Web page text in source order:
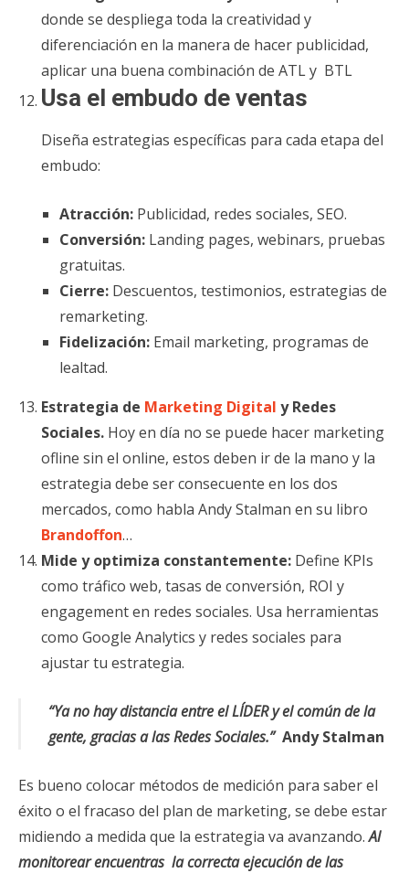
donde se despliega toda la creatividad y
diferenciación en la manera de hacer publicidad,
aplicar una buena combinación de ATL y BTL
Usa el embudo de ventas
Diseña estrategias específicas para cada etapa del
embudo:
Atracción: Publicidad, redes sociales, SEO.
Conversión: Landing pages, webinars, pruebas
gratuitas.
Cierre: Descuentos, testimonios, estrategias de
remarketing.
Fidelización: Email marketing, programas de
lealtad.
Estrategia de Marketing Digital y Redes
Sociales. Hoy en día no se puede hacer marketing
ofline sin el online, estos deben ir de la mano y la
estrategia debe ser consecuente en los dos
mercados, como habla Andy Stalman en su libro
Brandoffon…
Mide y optimiza constantemente: Define KPIs
como tráfico web, tasas de conversión, ROI y
engagement en redes sociales. Usa herramientas
como Google Analytics y redes sociales para
ajustar tu estrategia.
“Ya no hay distancia entre el LÍDER y el común de la
gente, gracias a las Redes Sociales.”Andy Stalman
Es bueno colocar métodos de medición para saber el
éxito o el fracaso del plan de marketing, se debe estar
midiendo a medida que la estrategia va avanzando.Al
monitorear encuentras la correcta ejecución de las